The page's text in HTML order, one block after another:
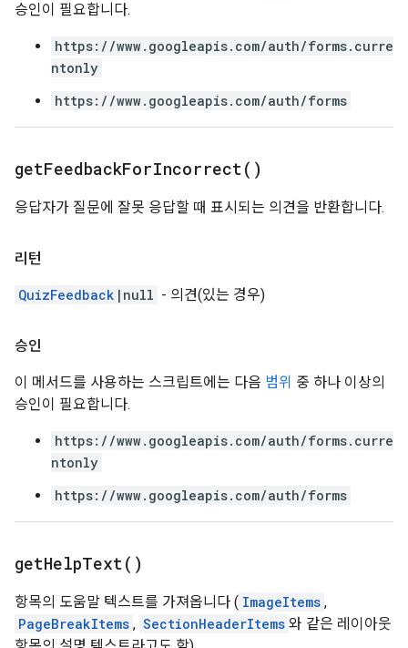
승인이 필요합니다.
https://www.googleapis.com/auth/forms.curre
ntonly
https://www.googleapis.com/auth/forms
getFeedbackForIncorrect( )
응답자가 질문에 잘못 응답할 때 표시되는 의견을 반환합니다.
리턴
QuizFeedback |null - 의견(있는 경우)
승인
이 메서드를 사용하는 스크립트에는 다음 범위 중 하나 이상의
승인이 필요합니다.
https://www.googleapis.com/auth/forms.curre
ntonly
https://www.googleapis.com/auth/forms
getHelpText( )
항목의 도움말 텍스트를 가져옵니다 ( ImageItems ,
PageBreakItems , SectionHeaderItems 와 같은 레이아웃